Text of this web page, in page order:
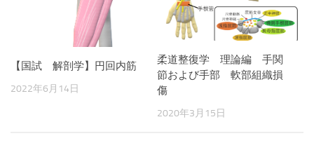
【国試 解剖学】円回内筋
2022年6月14日
柔道整復学 理論編 手関
節および手部 軟部組織損
傷
2020年3月15日